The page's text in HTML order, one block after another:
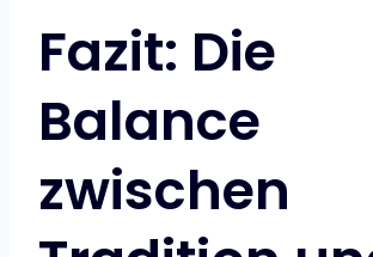
Fazit: Die
Balance
zwischen